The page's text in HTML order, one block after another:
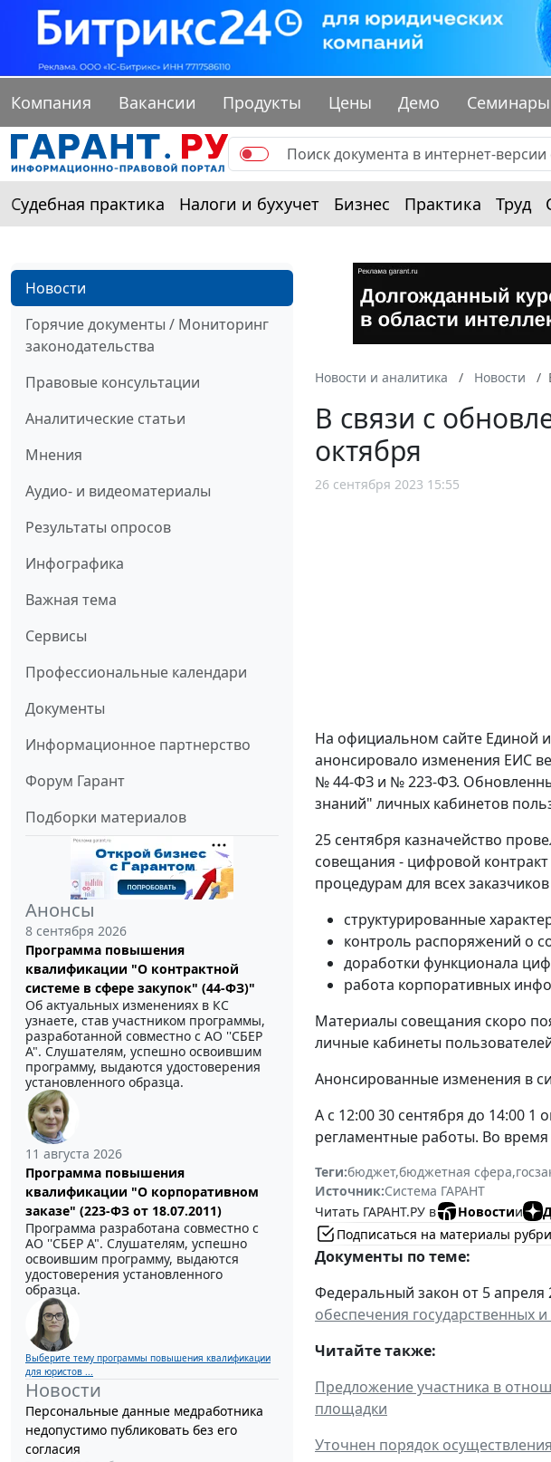
Компания Вакансии Продукты Цены Демо Семинары
Судебная практика Налоги и бухучет Бизнес Практика Труд
Новости
Горячие документы / Мониторинг
законодательства
Правовые консультации
Аналитические статьи
Мнения
Аудио- и видеоматериалы
Результаты опросов
Инфографика
Важная тема
Сервисы
Профессиональные календари
Документы
Информационное партнерство
Форум Гарант
Подборки материалов
Анонсы
8 сентября 2026
Программа повышения
квалификации "О контрактной
системе в сфере закупок" (44-ФЗ)"
Об актуальных изменениях в КС
узнаете, став участником программы,
разработанной совместно с АО ''СБЕР
А". Слушателям, успешно освоившим
программу, выдаются удостоверения
установленного образца.
11 августа 2026
Программа повышения
квалификации "О корпоративном
заказе" (223-ФЗ от 18.07.2011)
Программа разработана совместно с
АО ''СБЕР А". Слушателям, успешно
освоившим программу, выдаются
удостоверения установленного
образца.
Выберите тему программы повышения квалификации
для юристов ...
Новости
Персональные данные медработника
недопустимо публиковать без его
согласия
Новости и аналитика Новости
В связи с
октября
26 сентября 2023 15:55
На официальном сайте Единой
анонсировало изменения ЕИС
№ 44-ФЗ и № 223-ФЗ.
знаний" личных кабинетов
25 сентября казначейство
совещания - цифровой
процедурам для всех
структурированные
контроль распоряжений о
доработки функционала
работа корпоративных
Материалы совещания скоро
личные кабинеты
Анонсированные изменения в
А с 12:00 30 сентября до 14:00
регламентные работы. Во
Теги:бюджет,бюджетная сфера,
Источник:Система ГАРАНТ
Читать ГАРАНТ.РУ в
Новостии
Подписаться на материалы
Документы по теме:
Федеральный закон от 5 апреля
обеспечения государственных
Читайте также:
Предложение участника в
площадки
Уточнен порядок